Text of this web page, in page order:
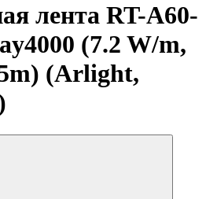
лента RT-A60-
(7.2 W/m,
(Arlight,